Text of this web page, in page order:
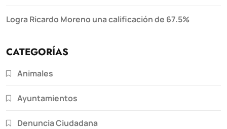
Logra Ricardo Moreno una calificación de 67.5%
CATEGORÍAS
Animales
Ayuntamientos
Denuncia Ciudadana